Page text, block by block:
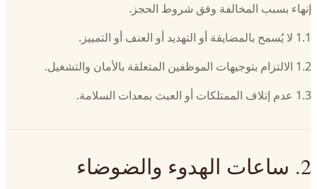
إنهاء بسبب المخالفة وفق شروط الحجز.
1.1 لا يُسمح بالمضايقة أو التهديد أو العنف أو التمييز.
1.2 الالتزام بتوجيهات الموظفين المتعلقة بالأمان والتشغيل.
1.3 عدم إتلاف الممتلكات أو العبث بمعدات السلامة.
2. ساعات الهدوء والضوضاء